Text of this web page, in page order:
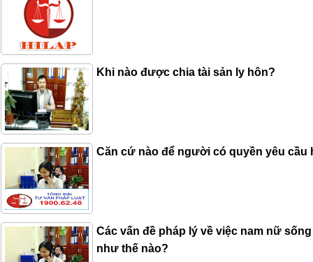
Khi nào được chia tài sản ly hôn?
Căn cứ nào để người có quyền yêu cầu
Các vấn đề pháp lý về việc nam nữ
như thế nào?